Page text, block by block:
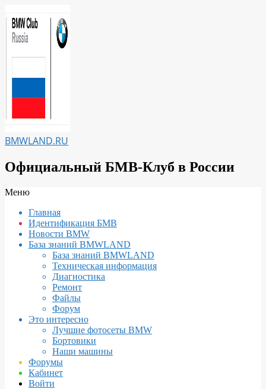
к
содержимому
BMWLAND.RU
Официальный БМВ-Клуб в России
Вторичное
навигации
Меню
Главная
Идентификация БМВ
Новости BMW
База знаний BMWLAND
База знаний BMWLAND
Техническая информация
Диагностика
Ремонт
Файлы
Форум
Это интересно
Лучшие фотосеты BMW
Бортовики
Наши машины
Форумы
Кабинет
Войти